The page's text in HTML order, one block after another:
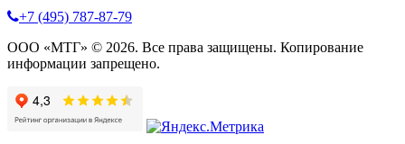
+7 (495) 787-87-79
ООО «МТГ» © 2026. Все права защищены. Копирование
информации запрещено.